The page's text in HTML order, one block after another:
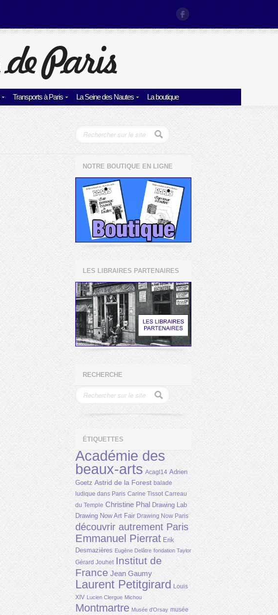
Transports à Paris La Seine des Nautes La boutique
NOTRE BOUTIQUE EN LIGNE
LES LIBRAIRES PARTENAIRES
RECHERCHE
ÉTIQUETTES
Académie des
beaux-arts Acagl14 Adrien
Goetz Astrid de la Forest balade
ludique dans Paris Carine Tissot Carreau
du Temple Christine Phal Drawing Lab
Drawing Now Art Fair Drawing Now Paris
découvrir autrement Paris
Emmanuel Pierrat Erik
Desmazières Eugène Delâtre fondation Taylor
Gérard Jouhet Institut de
France Jean Gaumy
Laurent Petitgirard Louis
XIV Lucien Clergue Michou
Montmartre Musée d'Orsay musée